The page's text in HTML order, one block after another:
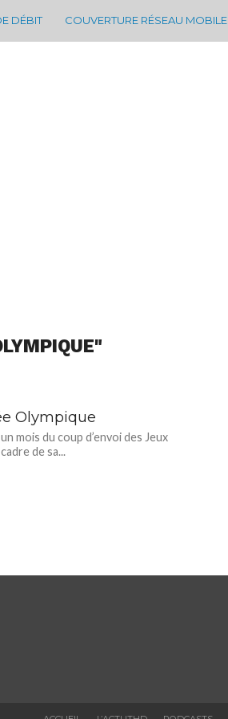
DÉBIT COUVERTURE RÉSEAU MOBILE
Olympique
mois du coup d’envoi des Jeux
de sa...